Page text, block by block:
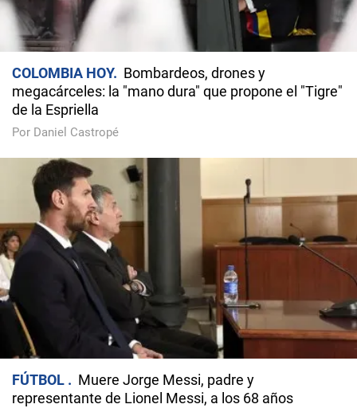
COLOMBIA HOY
Bombardeos, drones y
megacárceles: la "mano dura" que propone el "Tigre"
de la Espriella
Por Daniel Castropé
FÚTBOL
Muere Jorge Messi, padre y
representante de Lionel Messi, a los 68 años